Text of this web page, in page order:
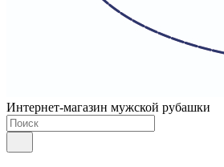
Интернет-магазин мужской рубашки